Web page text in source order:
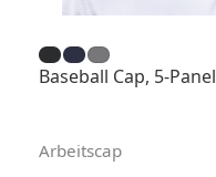
Baseball Cap, 5-Panel
Arbeitscap